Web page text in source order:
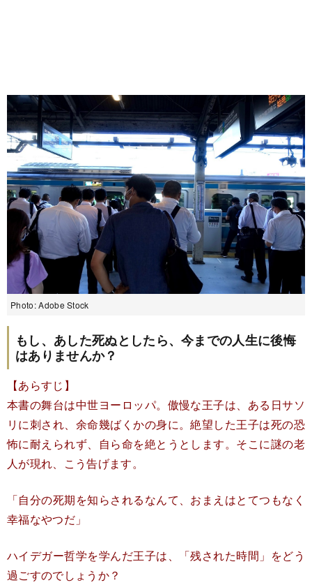
Photo: Adobe Stock
もし、あした死ぬとしたら、今までの人生に後悔
はありませんか？
【あらすじ】
本書の舞台は中世ヨーロッパ。傲慢な王子は、ある日サソ
リに刺され、余命幾ばくかの身に。絶望した王子は死の恐
怖に耐えられず、自ら命を絶とうとします。そこに謎の老
人が現れ、こう告げます。
「自分の死期を知らされるなんて、おまえはとてつもなく
幸福なやつだ」
ハイデガー哲学を学んだ王子は、「残された時間」をどう
過ごすのでしょうか？